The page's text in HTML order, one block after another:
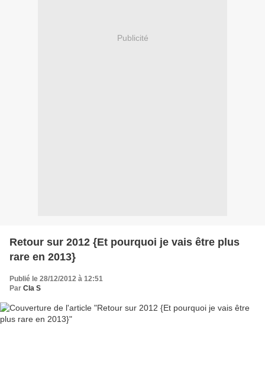
Publicité
Retour sur 2012 {Et pourquoi je vais être plus
rare en 2013}
Publié le 28/12/2012 à 12:51
Par Cla S